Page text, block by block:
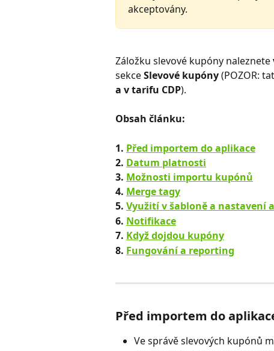
akceptovány.
Záložku slevové kupóny naleznete
sekce Slevové kupóny (POZOR:
a v tarifu CDP).
Obsah článku:
1. Před importem do aplikace
2. Datum platnosti
3. Možnosti importu kupónů
4. Merge tagy
5. Využití v šabloně a nastavení
6. Notifikace
7. Když dojdou kupóny
8. Fungování a reporting
Před importem do
Ve správě slevových kupónů